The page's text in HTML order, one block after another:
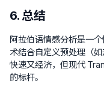
6. 总结
阿拉伯语情感分析是一
术结合自定义预处理（
快速又经济，但现代
的标杆。